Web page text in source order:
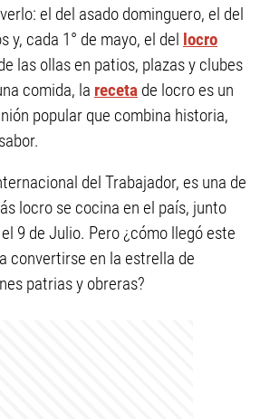
el del asado dominguero, el del
y, cada 1° de mayo, el del locro
las ollas en patios, plazas y clubes
comida, la receta de locro es un
popular que combina historia,
del Trabajador, es una de
locro se cocina en el país, junto
9 de Julio. Pero ¿cómo llegó este
convertirse en la estrella de
patrias y obreras?